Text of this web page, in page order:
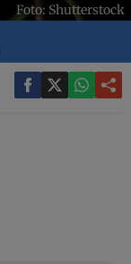
Foto: Shutterstock